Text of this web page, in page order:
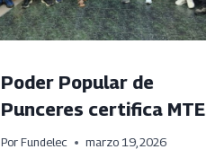
Poder Popular de
Punceres certifica MTE
Por Fundelec marzo 19, 2026